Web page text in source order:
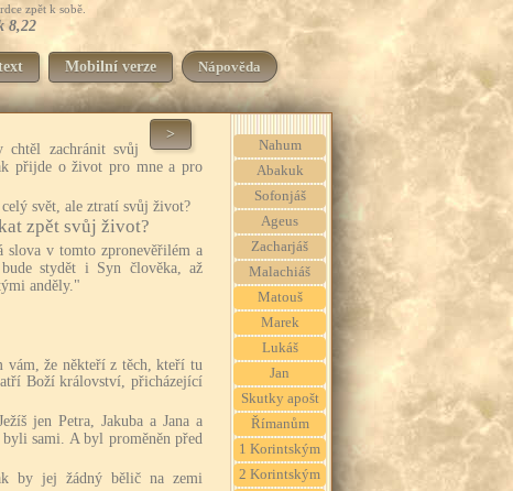
zpět k sobě.
8,22
Mobilní verze Nápověda
>
chtěl zachránit svůj
přijde o život pro mne a pro
svět, ale ztratí svůj život?
zpět svůj život?
slova v tomto zpronevěřilém a
stydět i Syn člověka, až
anděly."
že někteří z těch, kteří tu
Boží království, přicházející
jen Petra, Jakuba a Jana a
sami. A byl proměněn před
by jej žádný bělič na zemi
Nahum
Abakuk
Sofonjáš
Ageus
Zacharjáš
Malachiáš
Matouš
Marek
Lukáš
Jan
Skutky apošt
Římanům
1 Korintským
2 Korintským